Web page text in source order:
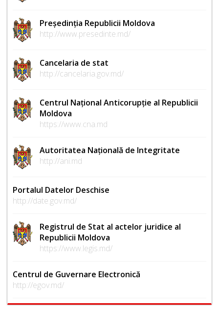
Președinția Republicii Moldova
http://www.presedinte.md/
Cancelaria de stat
http://cancelaria.gov.md/
Centrul Național Anticorupție al Republicii
Moldova
https://www.cna.md
Autoritatea Națională de Integritate
http://ani.md
Portalul Datelor Deschise
http://date.gov.md/
Registrul de Stat al actelor juridice al
Republicii Moldova
https://www.legis.md/
Centrul de Guvernare Electronică
http://egov.md/